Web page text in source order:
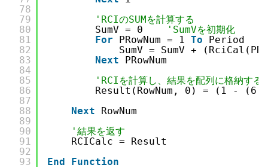
78
79
80
81
82
83
84
85
86
87
88
89
90
91
92
93
'RCIのSUMを計算する
SumV = 0
'SumVを初期化
For
PRowNum = 1 To
Period
SumV = SumV +
Next
PRowNum
'RCIを計算し、結果を配列に格納する
Result(RowNum, 0) = (1 -
Next
RowNum
'結果を返す
RCICalc = Result
End
Function